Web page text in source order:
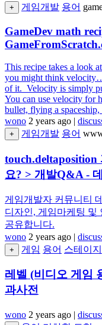
+
게임개발 용어
GameDev math
This recipe takes a look
you might think
of it. Velocity is simply
You can use velocity for
bullet, flying a
wono 2 years ago |
+
게임개발 용어
touch.deltaposition
요? > 개발Q&A -
게임개발자 커뮤니티
디자인, 게임마케팅 및
공유합니다.
wono 2 years ago |
+
게임 용어 스테이지
레벨 (비디오 게임
과사전
wono 2 years ago |